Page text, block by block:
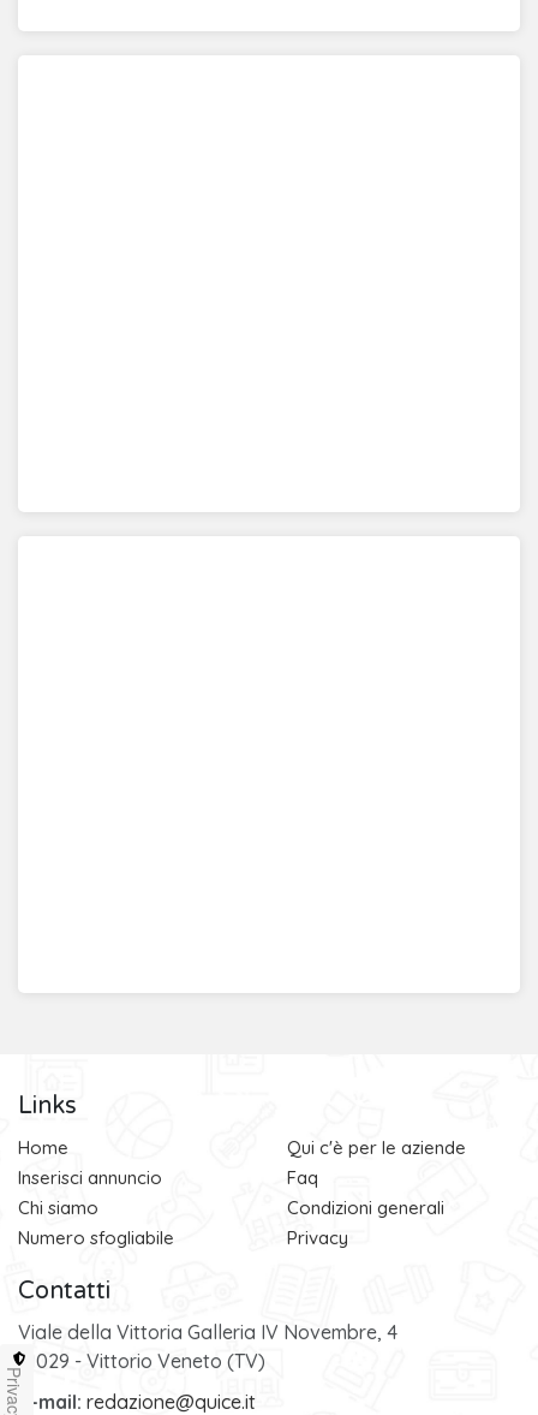
Links
Home
Inserisci annuncio
Chi siamo
Numero sfogliabile
Qui c'è per le aziende
Faq
Condizioni generali
Privacy
Contatti
Viale della Vittoria Galleria IV Novembre, 4
31029 - Vittorio Veneto (TV)
e-mail: redazione@quice.it
Privacy